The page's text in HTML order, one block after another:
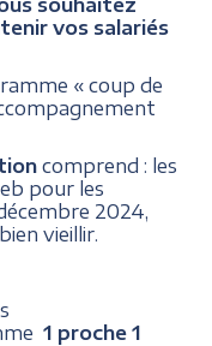
vos salariés
« coup de
comprend : les
pour les
2024,
vieillir.
1 proche 1